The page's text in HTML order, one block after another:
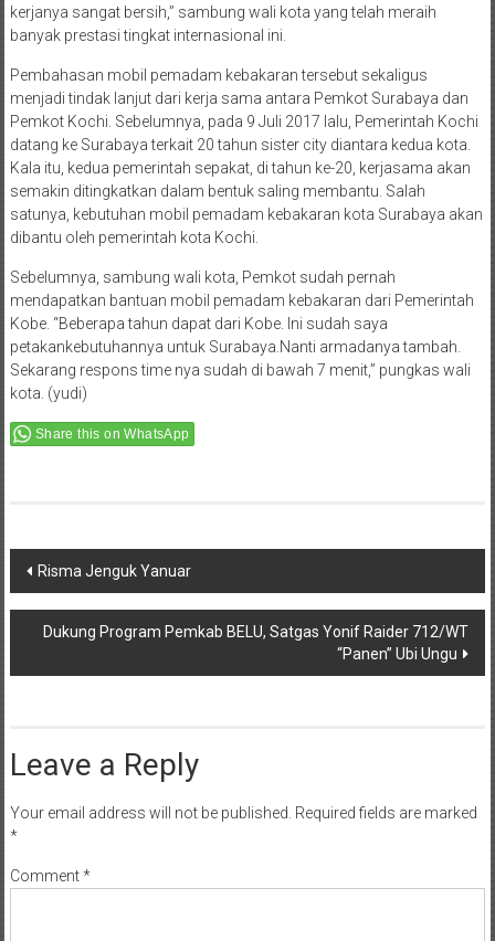
kerjanya sangat bersih,” sambung wali kota yang telah meraih
banyak prestasi tingkat internasional ini.
Pembahasan mobil pemadam kebakaran tersebut sekaligus
menjadi tindak lanjut dari kerja sama antara Pemkot Surabaya dan
Pemkot Kochi. Sebelumnya, pada 9 Juli 2017 lalu, Pemerintah Kochi
datang ke Surabaya terkait 20 tahun sister city diantara kedua kota.
Kala itu, kedua pemerintah sepakat, di tahun ke-20, kerjasama akan
semakin ditingkatkan dalam bentuk saling membantu. Salah
satunya, kebutuhan mobil pemadam kebakaran kota Surabaya akan
dibantu oleh pemerintah kota Kochi.
Sebelumnya, sambung wali kota, Pemkot sudah pernah
mendapatkan bantuan mobil pemadam kebakaran dari Pemerintah
Kobe. “Beberapa tahun dapat dari Kobe. Ini sudah saya
petakankebutuhannya untuk Surabaya.Nanti armadanya tambah.
Sekarang respons time nya sudah di bawah 7 menit,” pungkas wali
kota. (yudi)
Share this on WhatsApp
Post
navigation
Risma Jenguk Yanuar
Dukung Program Pemkab BELU, Satgas Yonif Raider 712/WT
“Panen” Ubi Ungu
Leave a Reply
Your email address will not be published. Required fields are marked
*
Comment*